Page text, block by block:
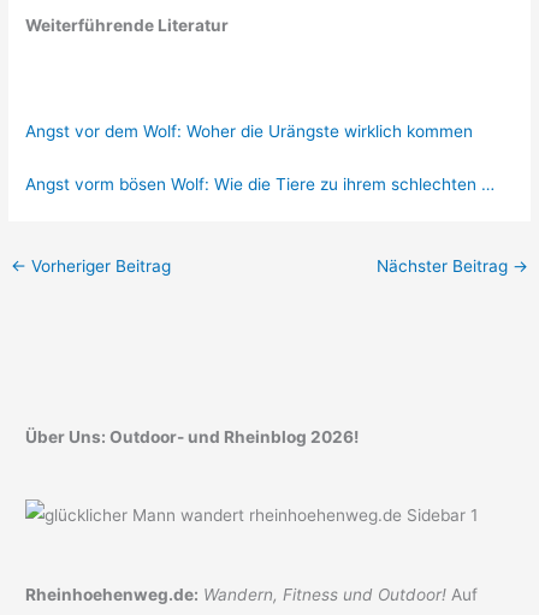
Weiterführende Literatur
Angst vor dem Wolf: Woher die Urängste wirklich kommen
Angst vorm bösen Wolf: Wie die Tiere zu ihrem schlechten …
← Vorheriger Beitrag Nächster Beitrag →
Über Uns: Outdoor- und Rheinblog 2026!
Rheinhoehenweg.de: Wandern, Fitness und Outdoor! Auf